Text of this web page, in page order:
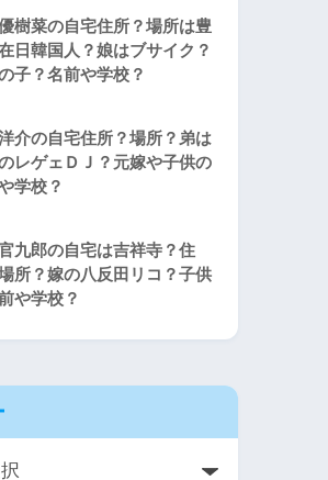
樹菜の自宅住所？場所は豊
日韓国人？娘はブサイク？
子？名前や学校？
介の自宅住所？場所？弟は
レゲェＤＪ？元嫁や子供の
学校？
九郎の自宅は吉祥寺？住
所？嫁の八反田リコ？子供
や学校？